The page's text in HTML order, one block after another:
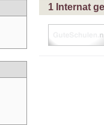
1 Internat